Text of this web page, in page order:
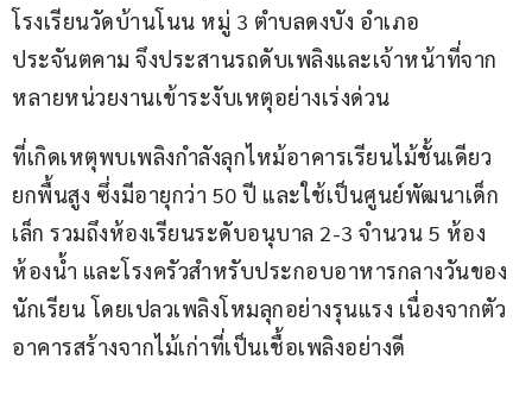
โรงเรียนวัดบ้านโนน หมู่ 3 ตำบลดงบัง อำเภอ
ประจันตคาม จึงประสานรถดับเพลิงและเจ้าหน้าที่จาก
หลายหน่วยงานเข้าระงับเหตุอย่างเร่งด่วน
ที่เกิดเหตุพบเพลิงกำลังลุกไหม้อาคารเรียนไม้ชั้นเดียว
ยกพื้นสูง ซึ่งมีอายุกว่า 50 ปี และใช้เป็นศูนย์พัฒนาเด็ก
เล็ก รวมถึงห้องเรียนระดับอนุบาล 2-3 จำนวน 5 ห้อง
ห้องน้ำ และโรงครัวสำหรับประกอบอาหารกลางวันของ
นักเรียน โดยเปลวเพลิงโหมลุกอย่างรุนแรง เนื่องจากตัว
อาคารสร้างจากไม้เก่าที่เป็นเชื้อเพลิงอย่างดี